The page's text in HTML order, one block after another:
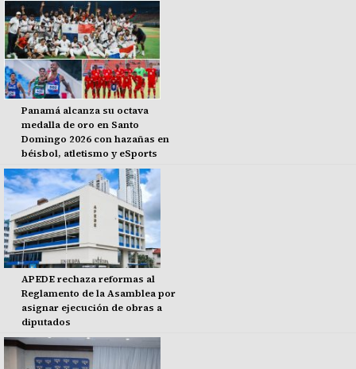
Panamá alcanza su octava
medalla de oro en Santo
Domingo 2026 con hazañas en
béisbol, atletismo y eSports
APEDE rechaza reformas al
Reglamento de la Asamblea por
asignar ejecución de obras a
diputados